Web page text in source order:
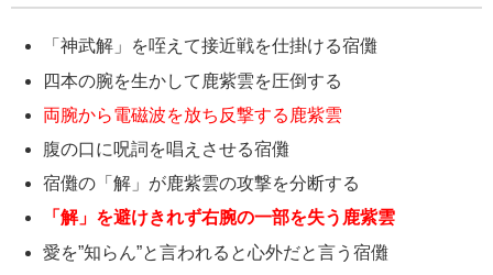
「神武解」を咥えて接近戦を仕掛ける宿儺
四本の腕を生かして鹿紫雲を圧倒する
両腕から電磁波を放ち反撃する鹿紫雲
腹の口に呪詞を唱えさせる宿儺
宿儺の「解」が鹿紫雲の攻撃を分断する
「解」を避けきれず右腕の一部を失う鹿紫雲
愛を”知らん”と言われると心外だと言う宿儺